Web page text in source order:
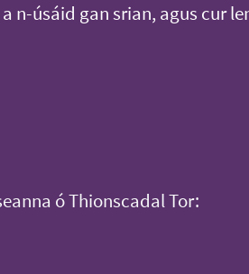
n-úsáid gan srian, agus cur
ó Thionscadal Tor: